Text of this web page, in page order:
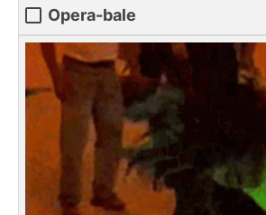
Opera-bale